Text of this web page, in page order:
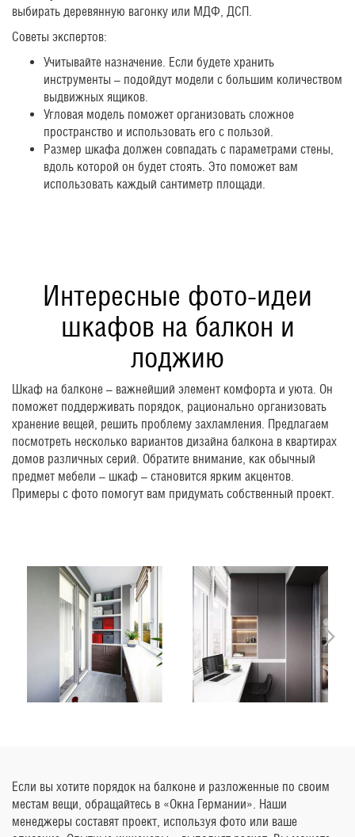
выбирать деревянную вагонку или МДФ, ДСП.
Советы экспертов:
Учитывайте назначение. Если будете хранить
инструменты – подойдут модели с большим количеством
выдвижных ящиков.
Угловая модель поможет организовать сложное
пространство и использовать его с пользой.
Размер шкафа должен совпадать с параметрами стены,
вдоль которой он будет стоять. Это поможет вам
использовать каждый сантиметр площади.
Интересные фото-идеи
шкафов на балкон и
лоджию
Шкаф на балконе – важнейший элемент комфорта и уюта. Он
поможет поддерживать порядок, рационально организовать
хранение вещей, решить проблему захламления. Предлагаем
посмотреть несколько вариантов дизайна балкона в квартирах
домов различных серий. Обратите внимание, как обычный
предмет мебели – шкаф – становится ярким акцентов.
Примеры с фото помогут вам придумать собственный проект.
Если вы хотите порядок на балконе и разложенные по своим
местам вещи, обращайтесь в «Окна Германии». Наши
менеджеры составят проект, используя фото или ваше